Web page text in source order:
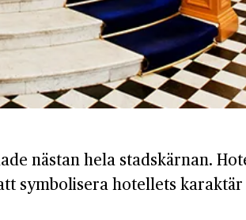
nästan hela stadskärnan.
symbolisera hotellets karaktär